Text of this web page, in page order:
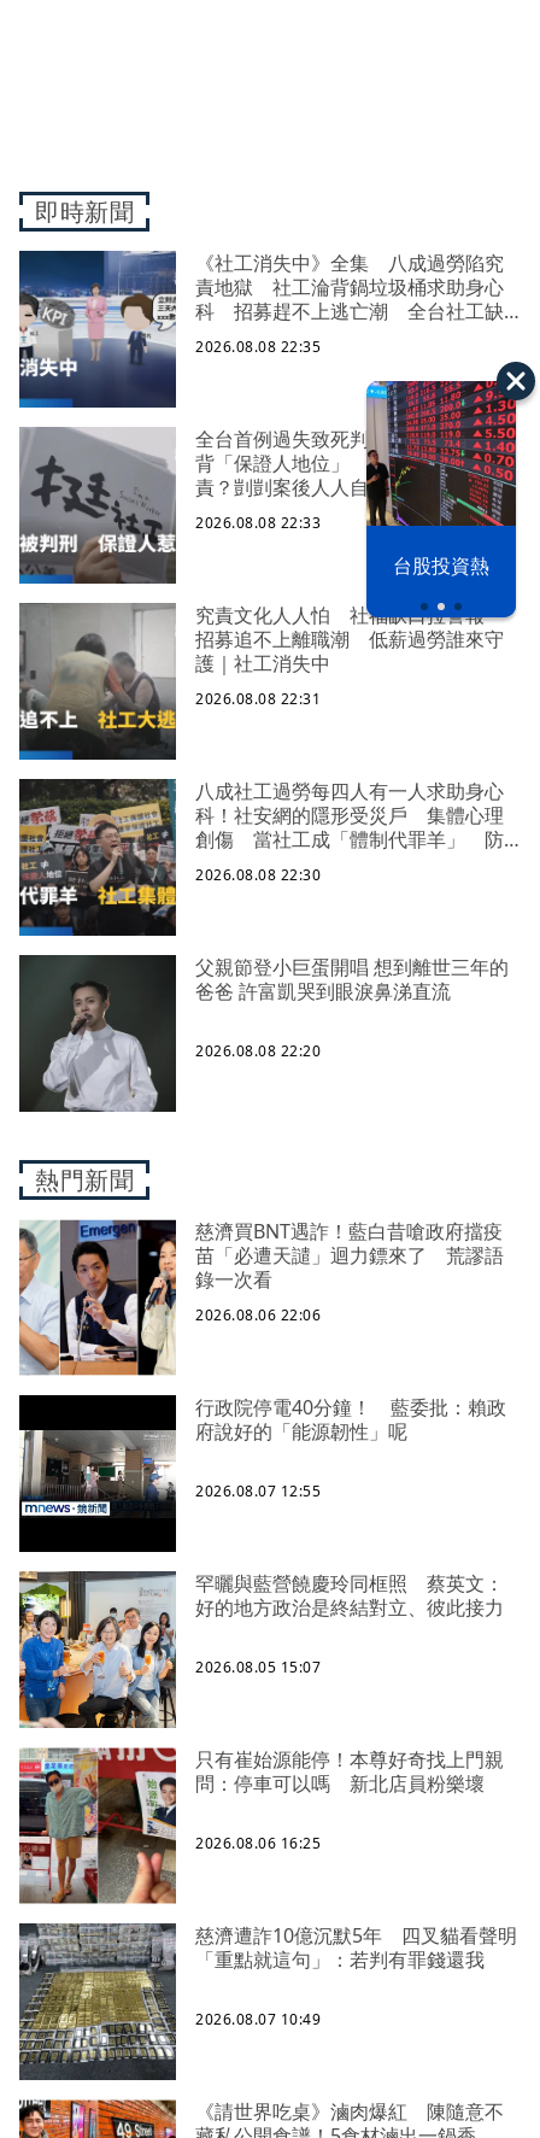
台股投資熱
即時新聞
《社工消失中》全集 八成過勞陷究
責地獄 社工淪背鍋垃圾桶求助身心
科 招募趕不上逃亡潮 全台社工缺
口警報 揭薪資回捐黑幕 血汗錢遭
剝削
2026.08.08 22:35
全台首例過失致死判刑 社工陳尚潔
背「保證人地位」 機構脫身基層扛
責？剴剴案後人人自危｜社工消失中
2026.08.08 22:33
究責文化人人怕 社福缺口拉警報
招募追不上離職潮 低薪過勞誰來守
護｜社工消失中
2026.08.08 22:31
八成社工過勞每四人有一人求助身心
科！社安網的隱形受災戶 集體心理
創傷 當社工成「體制代罪羊」 防
禦性社工不敢多做無奈趨勢？耗竭殆
盡下的社安網危機｜社工消失中
2026.08.08 22:30
父親節登小巨蛋開唱 想到離世三年的
爸爸 許富凱哭到眼淚鼻涕直流
2026.08.08 22:20
熱門新聞
慈濟買BNT遇詐！藍白昔嗆政府擋疫
苗「必遭天譴」迴力鏢來了 荒謬語
錄一次看
2026.08.06 22:06
行政院停電40分鐘！ 藍委批：賴政
府說好的「能源韌性」呢
2026.08.07 12:55
罕曬與藍營饒慶玲同框照 蔡英文：
好的地方政治是終結對立、彼此接力
2026.08.05 15:07
只有崔始源能停！本尊好奇找上門親
問：停車可以嗎 新北店員粉樂壞
2026.08.06 16:25
慈濟遭詐10億沉默5年 四叉貓看聲明
「重點就這句」：若判有罪錢還我
2026.08.07 10:49
《請世界吃桌》滷肉爆紅 陳隨意不